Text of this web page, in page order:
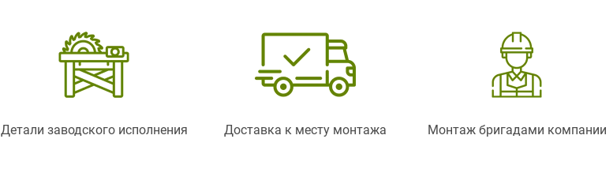
Детали заводского исполнения Доставка к месту монтажа Монтаж бригадами компании